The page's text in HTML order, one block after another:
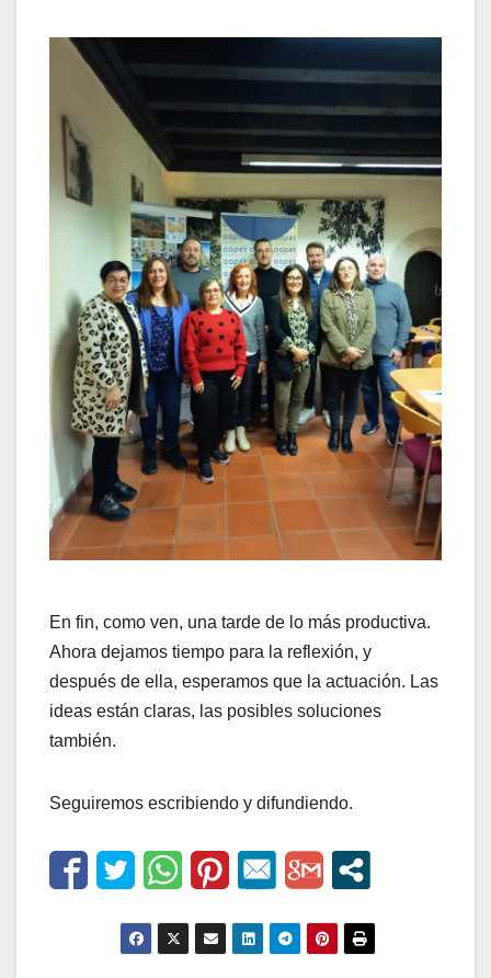
En fin, como ven, una tarde de lo más productiva.
Ahora dejamos tiempo para la reflexión, y
después de ella, esperamos que la actuación. Las
ideas están claras, las posibles soluciones
también.
Seguiremos escribiendo y difundiendo.